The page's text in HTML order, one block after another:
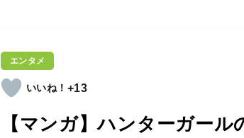
エンタメ
+13
【マンガ】ハンターガー